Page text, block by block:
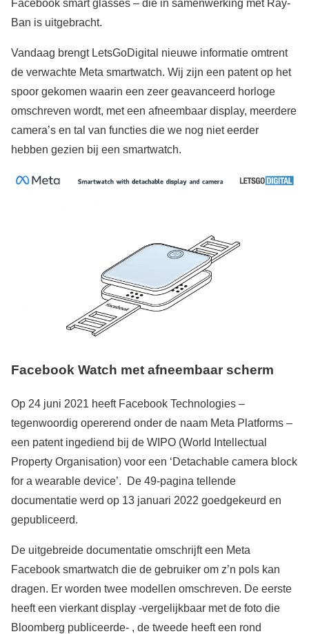
Facebook smart glasses – die in samenwerking met Ray-
Ban is uitgebracht.
Vandaag brengt LetsGoDigital nieuwe informatie omtrent
de verwachte Meta smartwatch. Wij zijn een patent op het
spoor gekomen waarin een zeer geavanceerd horloge
omschreven wordt, met een afneembaar display, meerdere
camera’s en tal van functies die we nog niet eerder
hebben gezien bij een smartwatch.
Facebook Watch met afneembaar scherm
Op 24 juni 2021 heeft Facebook Technologies –
tegenwoordig opererend onder de naam Meta Platforms –
een patent ingediend bij de WIPO (World Intellectual
Property Organisation) voor een ‘Detachable camera block
for a wearable device’. De 49-pagina tellende
documentatie werd op 13 januari 2022 goedgekeurd en
gepubliceerd.
De uitgebreide documentatie omschrijft een Meta
Facebook smartwatch die de gebruiker om z’n pols kan
dragen. Er worden twee modellen omschreven. De eerste
heeft een vierkant display -vergelijkbaar met de foto die
Bloomberg publiceerde- , de tweede heeft een rond